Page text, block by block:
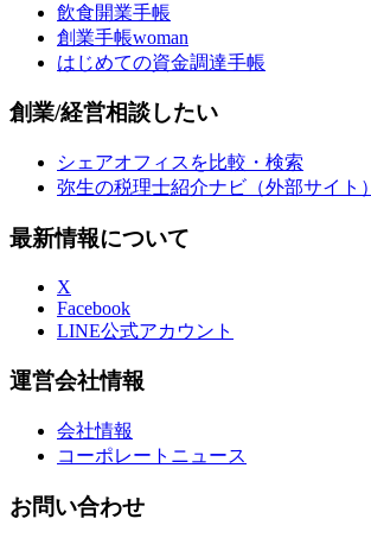
飲食開業手帳
創業手帳woman
はじめての資金調達手帳
創業/経営相談したい
シェアオフィスを比較・検索
弥生の税理士紹介ナビ（外部サイト）
最新情報について
X
Facebook
LINE公式アカウント
運営会社情報
会社情報
コーポレートニュース
お問い合わせ